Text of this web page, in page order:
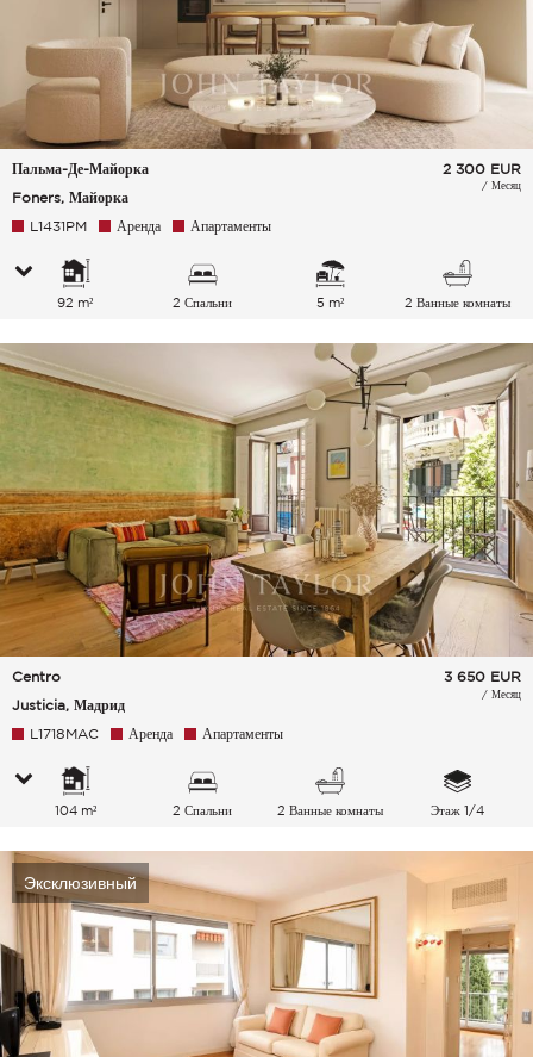
Пальма-Де-Майорка
Foners, Майорка
2 300 EUR
/ Месяц
L1431PM Аренда Апартаменты
92 m² 2 Спальни 5 m² 2 Ванные комнаты
Centro
Justicia, Мадрид
3 650 EUR
/ Месяц
L1718MAC Аренда Апартаменты
104 m² 2 Спальни 2 Ванные комнаты Этаж 1/4
Эксклюзивный